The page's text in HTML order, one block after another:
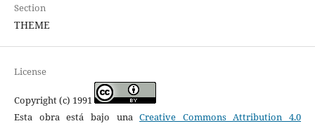
Section
THEME
License
Copyright (c) 1991
Esta obra está bajo unaCreative Commons Attribution 4.0